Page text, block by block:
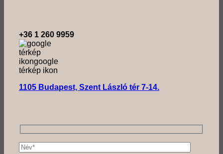
+36 1 260 9959
1105 Budapest, Szent László tér 7-14.